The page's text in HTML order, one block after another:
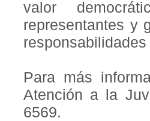
valor
representantes y
Para más
Atención a la
6569.